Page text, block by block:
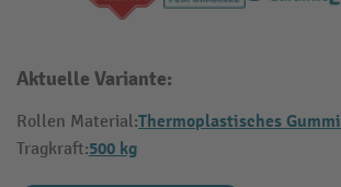
Aktuelle Variante:
Rollen Material:Thermoplastisches Gummi
Tragkraft:500 kg